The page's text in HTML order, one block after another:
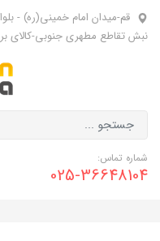
قم-میدان امام خمینی(ره) -
نبش تقاطع مطهری جنوبی-کالای
شماره تماس:
025-36648104